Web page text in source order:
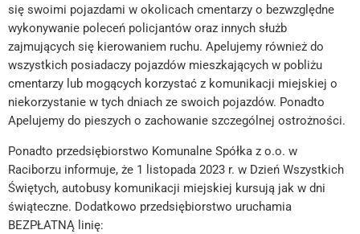
się swoimi pojazdami w okolicach cmentarzy o bezwzględne
wykonywanie poleceń policjantów oraz innych służb
zajmujących się kierowaniem ruchu. Apelujemy również do
wszystkich posiadaczy pojazdów mieszkających w pobliżu
cmentarzy lub mogących korzystać z komunikacji miejskiej o
niekorzystanie w tych dniach ze swoich pojazdów. Ponadto
Apelujemy do pieszych o zachowanie szczególnej ostrożności.
Ponadto przedsiębiorstwo Komunalne Spółka z o.o. w
Raciborzu informuje, że 1 listopada 2023 r. w Dzień Wszystkich
Świętych, autobusy komunikacji miejskiej kursują jak w dni
świąteczne. Dodatkowo przedsiębiorstwo uruchamia
BEZPŁATNĄ linię: